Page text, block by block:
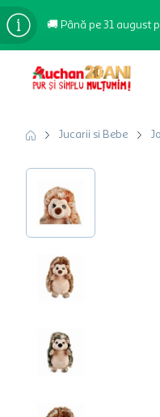
🚚 Până pe 31 august
Jucarii si Bebe